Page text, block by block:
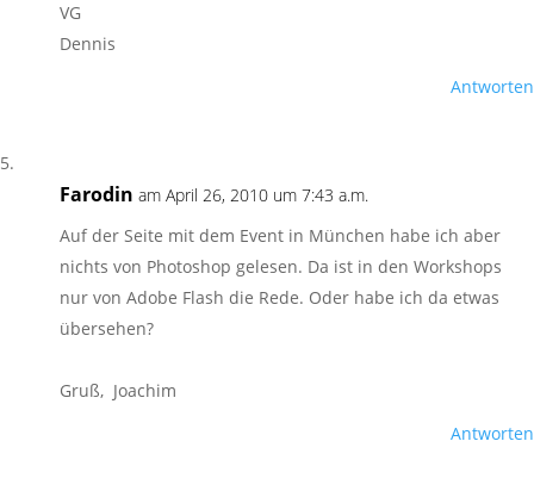
VG
Dennis
Antworten
Farodin am April 26, 2010 um 7:43 a.m.
Auf der Seite mit dem Event in München habe ich aber
nichts von Photoshop gelesen. Da ist in den Workshops
nur von Adobe Flash die Rede. Oder habe ich da etwas
übersehen?
Gruß, Joachim
Antworten